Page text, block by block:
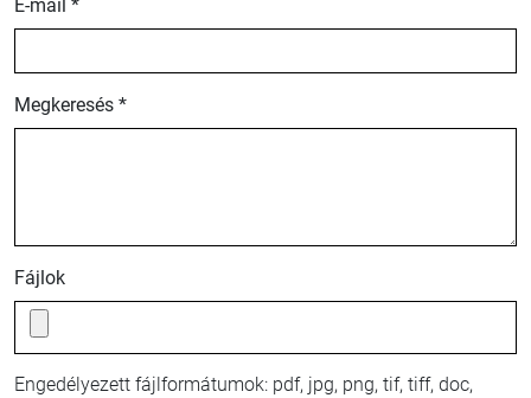
E-mail *
Megkeresés *
Fájlok
Engedélyezett fájlformátumok: pdf, jpg, png, tif, tiff, doc,